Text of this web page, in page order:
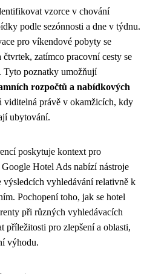
vzorce v chování
podle sezónnosti a dne v týdnu.
pro víkendové pobyty se
zatímco pracovní cesty se
Tyto poznatky umožňují
rozpočtů a nabídkových
viditelná právě v okamžicích, kdy
ubytování.
poskytuje kontext pro
Hotel Ads nabízí nástroje
výsledcích vyhledávání relativně k
Pochopení toho, jak se hotel
při různých vyhledávacích
příležitosti pro zlepšení a oblasti,
výhodu.